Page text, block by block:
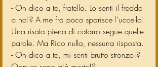
- Oh dico a te, fratello. Lo senti il freddo
o no!? A me fra poco sparisce l'uccello!
Una risata piena di catarro segue quelle
parole. Ma Rico nulla, nessuna risposta.
- Oh dico a te, mi senti brutto stronzo!?